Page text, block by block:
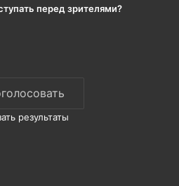
перед зрителями?
результаты